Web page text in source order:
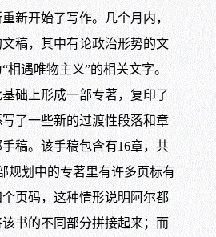
新开始了写作。几个月内，
稿，其中有论政治形势的文
相遇唯物主义”的相关文字。
础上形成一部专著，复印了
了一些新的过渡性段落和章
稿。该手稿包含有16章，共
规划中的专著里有许多页标有
页码，这种情形说明阿尔都
书的不同部分拼接起来；而